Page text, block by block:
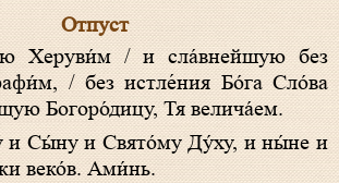
Отпуст
/ без истле́ния Бо́га Сло́ва
Богоро́дицу, Тя велича́ем.
веко́в. Ами́нь.